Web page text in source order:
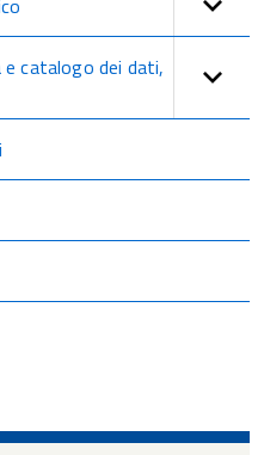
catalogo dei dati,